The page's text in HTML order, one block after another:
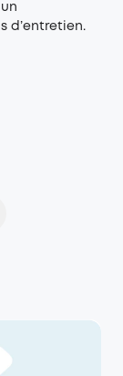
d’entretien.